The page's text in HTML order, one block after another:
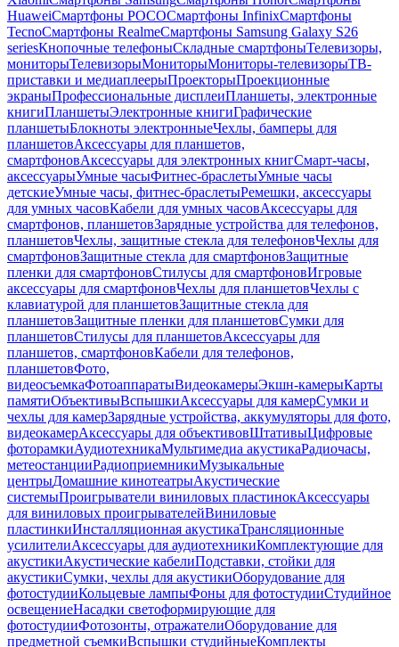
HuaweiСмартфоны POCOСмартфоны InfinixСмартфоны
TecnoСмартфоны RealmeСмартфоны Samsung Galaxy S26
seriesКнопочные телефоныСкладные смартфоныТелевизоры,
мониторыТелевизорыМониторыМониторы-телевизорыТВ-
приставки и медиаплеерыПроекторыПроекционные
экраныПрофессиональные дисплеиПланшеты, электронные
книгиПланшетыЭлектронные книгиГрафические
планшетыБлокноты электронныеЧехлы, бамперы для
планшетовАксессуары для планшетов,
смартфоновАксессуары для электронных книгСмарт-часы,
аксессуарыУмные часыФитнес-браслетыУмные часы
детскиеУмные часы, фитнес-браслетыРемешки, аксессуары
для умных часовКабели для умных часовАксессуары для
смартфонов, планшетовЗарядные устройства для телефонов,
планшетовЧехлы, защитные стекла для телефоновЧехлы для
смартфоновЗащитные стекла для смартфоновЗащитные
пленки для смартфоновСтилусы для смартфоновИгровые
аксессуары для смартфоновЧехлы для планшетовЧехлы с
клавиатурой для планшетовЗащитные стекла для
планшетовЗащитные пленки для планшетовСумки для
планшетовСтилусы для планшетовАксессуары для
планшетов, смартфоновКабели для телефонов,
планшетовФото,
видеосъемкаФотоаппаратыВидеокамерыЭкшн-камерыКарты
памятиОбъективыВспышкиАксессуары для камерСумки и
чехлы для камерЗарядные устройства, аккумуляторы для фото,
видеокамерАксессуары для объективовШтативыЦифровые
фоторамкиАудиотехникаМультимедиа акустикаРадиочасы,
метеостанцииРадиоприемникиМузыкальные
центрыДомашние кинотеатрыАкустические
системыПроигрыватели виниловых пластинокАксессуары
для виниловых проигрывателейВиниловые
пластинкиИнсталляционная акустикаТрансляционные
усилителиАксессуары для аудиотехникиКомплектующие для
акустикиАкустические кабелиПодставки, стойки для
акустикиСумки, чехлы для акустикиОборудование для
фотостудииКольцевые лампыФоны для фотостудииСтудийное
освещениеНасадки светоформирующие для
фотостудииФотозонты, отражателиОборудование для
предметной съемкиВспышки студийныеКомплекты